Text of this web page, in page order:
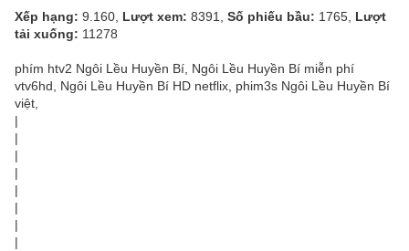
Xếp hạng: 9.160, Lượt xem: 8391, Số phiếu bầu: 1765, Lượt
tải xuống: 11278
phím htv2 Ngôi Lều Huyền Bí, Ngôi Lều Huyền Bí miễn phí
vtv6hd, Ngôi Lều Huyền Bí HD netflix, phim3s Ngôi Lều Huyền Bí
việt,
|
|
|
|
|
|
|
|